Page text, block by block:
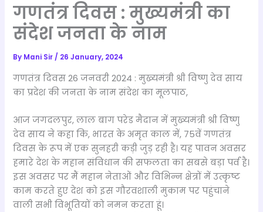
गणतंत्र दिवस : मुख्यमंत्री का
संदेश जनता के नाम
By Mani Sir/ 26 January, 2024
गणतंत्र दिवस 26 जनवरी 2024 : मुख्यमंत्री श्री विष्णु देव साय
का प्रदेश की जनता के नाम संदेश का मूलपाठ,
आज जगदलपुर, लाल बाग परेड मैदान में मुख्यमंत्री श्री विष्णु
देव साय ने कहा कि, भारत के अमृत काल में, 75वें गणतंत्र
दिवस के रूप में एक सुनहरी कड़ी जुड़ रही है। यह पावन अवसर
हमारे देश के महान संविधान की सफलता का सबसे बड़ा पर्व है।
इस अवसर पर मैं महान नेताओं और विभिन्न क्षेत्रों में उत्कृष्ट
काम करते हुए देश को इस गौरवशाली मुकाम पर पहुंचाने
वाली सभी विभूतियों को नमन करता हूं।